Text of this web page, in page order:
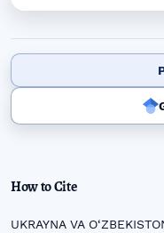
How to Cite
UKRAYNA VA